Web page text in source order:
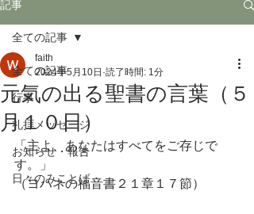
記事
全ての記事
行事
礼拝メッセージ
お知らせ・報告
日々のみことば
全ての記事
元気の出る聖書の言葉（５
月１０日）
faith
2024年5月10日 読了時間: 1分
「主よ、あなたはすべてをご存じで
す。」
（ヨハネの福音書２１章１７節）